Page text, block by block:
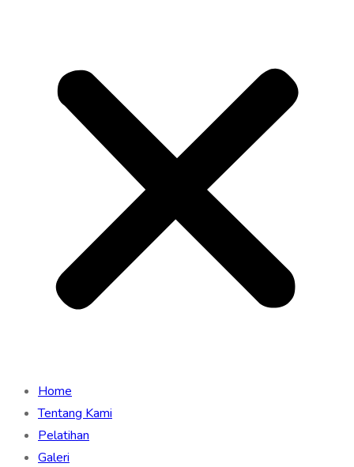
Home
Tentang Kami
Pelatihan
Galeri